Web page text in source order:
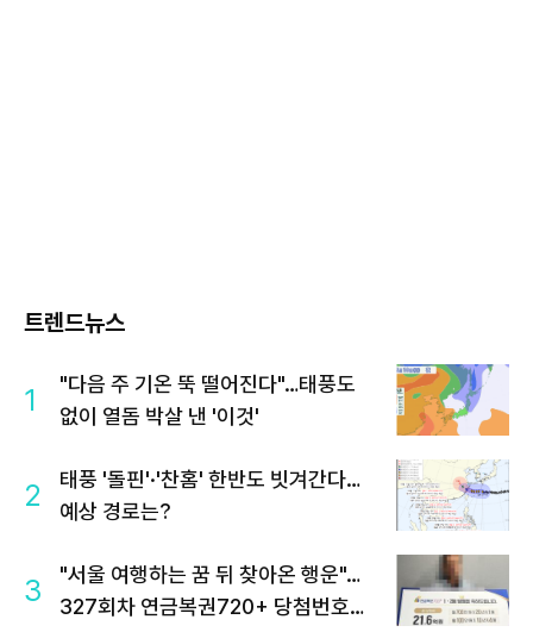
트렌드뉴스
1
"다음 주 기온 뚝 떨어진다"…태풍도
없이 열돔 박살 낸 '이것'
2
태풍 '돌핀'·'찬홈' 한반도 빗겨간다…
예상 경로는?
3
"서울 여행하는 꿈 뒤 찾아온 행운"…
327회차 연금복권720+ 당첨번호조